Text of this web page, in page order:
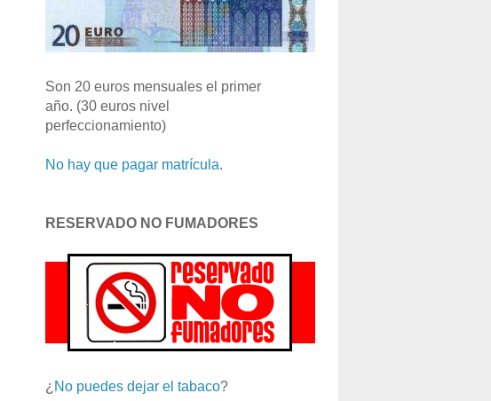
Son 20 euros mensuales el primer
año. (30 euros nivel
perfeccionamiento)
No hay que pagar matrícula.
RESERVADO NO FUMADORES
¿ No puedes dejar el tabaco?